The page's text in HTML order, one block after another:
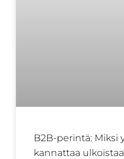
B2B-perintä: Miksi
kannattaa